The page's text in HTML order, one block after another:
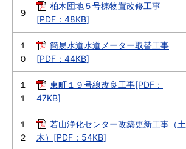
９
柏木団地５号棟物置改修工事
[PDF：48KB]
１
０
簡易水道水道メーター取替工事
[PDF：44KB]
１
１
東町１９号線改良工事[PDF：
47KB]
１
２
若山浄化センター改築更新工事（土
木）[PDF：54KB]